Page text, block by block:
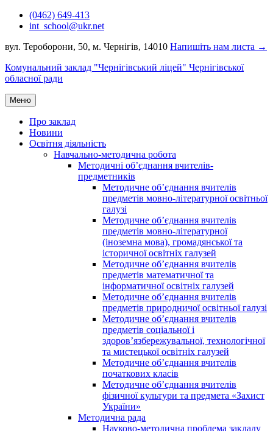
Перейти(0462) 649-413
int_school@ukr.net
вул. Тероборони, 50, м. Чернігів, 14010 Напишіть нам листа →
Комунальний заклад "Чернігівський ліцей" Чернігівської
обласної ради
Меню
Про заклад
Новини
Освітня діяльність
Навчально-методична робота
Методичні об’єднання вчителів-
предметників
Методичне об’єднання вчителів
предметів мовно-літературної освітньої
галузі
Методичне об’єднання вчителів
предметів мовно-літературної
(іноземна мова), громадянської та
історичної освітніх галузей
Методичне об’єднання вчителів
предметів математичної та
інформатичної освітніх галузей
Методичне об’єднання вчителів
предметів природничої освітньої галузі
Методичне об’єднання вчителів
предметів соціальної і
здоров’язбережувальної, технологічної
та мистецької освітніх галузей
Методичне об’єднання вчителів
початкових класів
Методичне об’єднання вчителів
фізичної культури та предмета «Захист
України»
Методична рада
Науково-методична проблема закладу